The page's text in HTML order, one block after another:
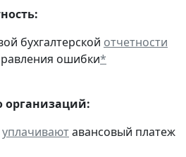
бухгалтерской отчетности
ошибки*
организаций:
уплачиваютавансовый платеж